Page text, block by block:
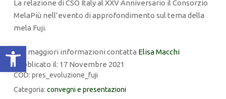
Apri la barra degli strumenti
La relazione di CSO Italy al XXV Anniversario il Consorzio
MelaPiù nell’evento di approfondimento sul tema della
mela Fuji.
Per maggiori informazioni contatta Elisa Macchi
Pubblicato il: 17 Novembre 2021
COD: pres_evoluzione_fuji
Categoria: convegni e presentazioni